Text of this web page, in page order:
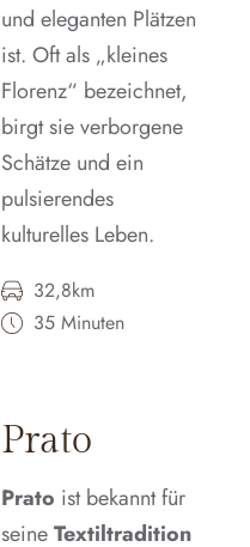
und eleganten Plätzen
ist. Oft als „kleines
Florenz“ bezeichnet,
birgt sie verborgene
Schätze und ein
pulsierendes
kulturelles Leben.
32,8km
35 Minuten
Prato
Prato ist bekannt für
seineTextiltradition